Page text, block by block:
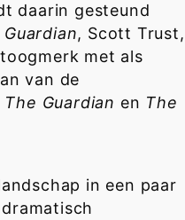
daarin gesteund
Guardian, Scott Trust,
met als
van de
The Guardian en The
in een paar